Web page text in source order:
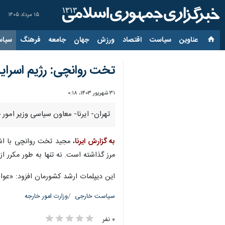
۱۵ مرداد ۱۴۰۵
عناوین‌ سیاست اقتصاد ورزش جهان جامعه فرهنگ
تخت روانچی: رژیم
۳۱ شهریور ۱۴۰۳، ۰:۱۸
تهران- ایرنا- معاون سیاسی وزیر
به گزارش ایرنا، مجید تخت روانچی با
مرز گذاشته است. نه تنها به طور مکرر
این دیپلمات ارشد کشورمان افزود:
سیاست خارجی وزارت امور خارجه
۰ نفر